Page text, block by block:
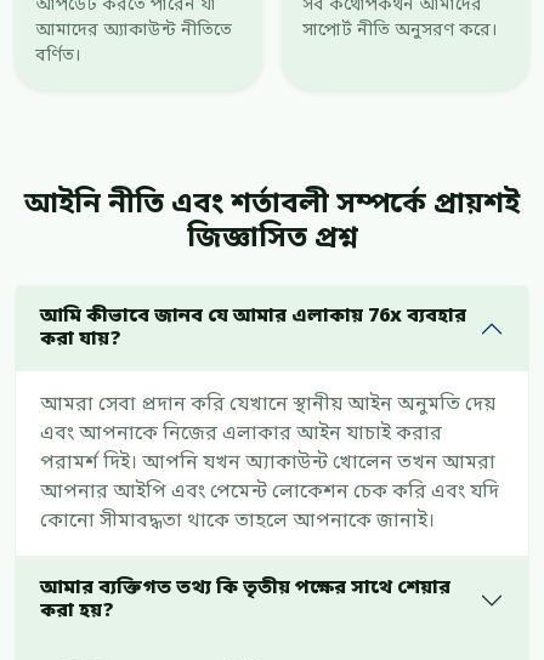
আপডেট করতে পারেন যা
আমাদের অ্যাকাউন্ট নীতিতে
বর্ণিত।
সব কথোপকথন আমাদের
সাপোর্ট নীতি অনুসরণ করে।
আইনি নীতি এবং শর্তাবলী সম্পর্কে প্রায়শই
জিজ্ঞাসিত প্রশ্ন
আমি কীভাবে জানব যে আমার এলাকায় 76x ব্যবহার
করা যায়?
আমরা সেবা প্রদান করি যেখানে স্থানীয় আইন অনুমতি দেয়
এবং আপনাকে নিজের এলাকার আইন যাচাই করার
পরামর্শ দিই। আপনি যখন অ্যাকাউন্ট খোলেন তখন আমরা
আপনার আইপি এবং পেমেন্ট লোকেশন চেক করি এবং যদি
কোনো সীমাবদ্ধতা থাকে তাহলে আপনাকে জানাই।
আমার ব্যক্তিগত তথ্য কি তৃতীয় পক্ষের সাথে শেয়ার
করা হয়?